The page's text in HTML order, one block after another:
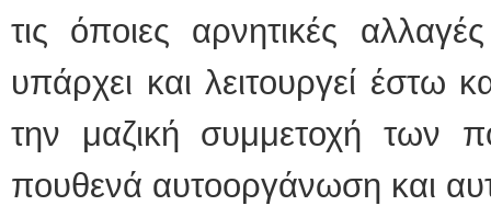
τις όποιες αρνητικές
υπάρχει και λειτουργεί έστω
την μαζική συμμετοχή των
πουθενά αυτοοργάνωση και